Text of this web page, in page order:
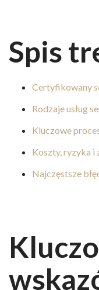
Spis
Certyfikowany
Rodzaje usług
Kluczowe
Koszty, ryzyka i
Najczęstsze